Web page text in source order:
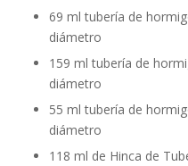
69 ml tubería de
diámetro
159 ml tubería de
diámetro
55 ml tubería de
diámetro
118 ml de Hinca de